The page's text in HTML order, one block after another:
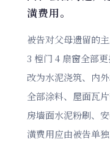
潢费用。
被告对父母遗留的
3 樘门 4 扇窗全部
改为水泥浇筑、内
全部涂料、屋面瓦
房墙面水泥粉刷、
潢费用应由被告单